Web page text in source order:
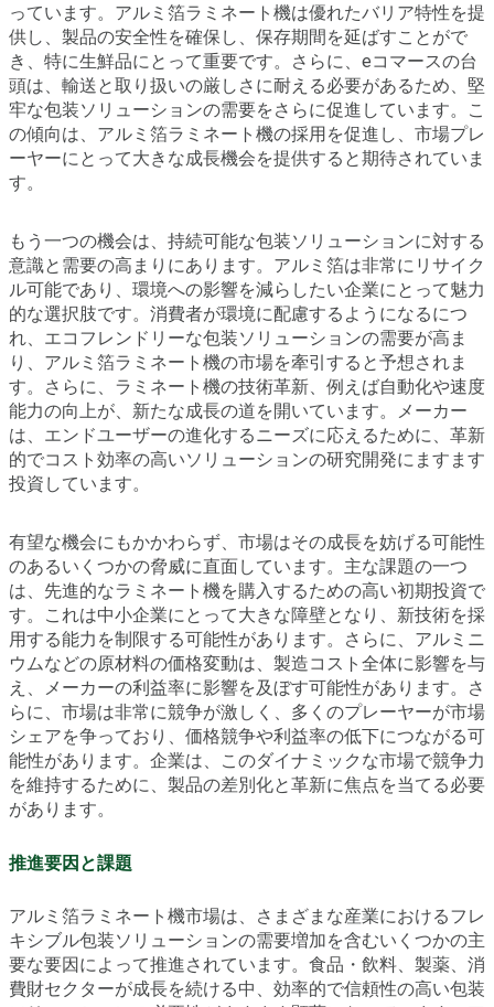
っています。アルミ箔ラミネート機は優れたバリア特性を提
供し、製品の安全性を確保し、保存期間を延ばすことがで
き、特に生鮮品にとって重要です。さらに、eコマースの台
頭は、輸送と取り扱いの厳しさに耐える必要があるため、堅
牢な包装ソリューションの需要をさらに促進しています。こ
の傾向は、アルミ箔ラミネート機の採用を促進し、市場プレ
ーヤーにとって大きな成長機会を提供すると期待されていま
す。
もう一つの機会は、持続可能な包装ソリューションに対する
意識と需要の高まりにあります。アルミ箔は非常にリサイク
ル可能であり、環境への影響を減らしたい企業にとって魅力
的な選択肢です。消費者が環境に配慮するようになるにつ
れ、エコフレンドリーな包装ソリューションの需要が高ま
り、アルミ箔ラミネート機の市場を牽引すると予想されま
す。さらに、ラミネート機の技術革新、例えば自動化や速度
能力の向上が、新たな成長の道を開いています。メーカー
は、エンドユーザーの進化するニーズに応えるために、革新
的でコスト効率の高いソリューションの研究開発にますます
投資しています。
有望な機会にもかかわらず、市場はその成長を妨げる可能性
のあるいくつかの脅威に直面しています。主な課題の一つ
は、先進的なラミネート機を購入するための高い初期投資で
す。これは中小企業にとって大きな障壁となり、新技術を採
用する能力を制限する可能性があります。さらに、アルミニ
ウムなどの原材料の価格変動は、製造コスト全体に影響を与
え、メーカーの利益率に影響を及ぼす可能性があります。さ
らに、市場は非常に競争が激しく、多くのプレーヤーが市場
シェアを争っており、価格競争や利益率の低下につながる可
能性があります。企業は、このダイナミックな市場で競争力
を維持するために、製品の差別化と革新に焦点を当てる必要
があります。
推進要因と課題
アルミ箔ラミネート機市場は、さまざまな産業におけるフレ
キシブル包装ソリューションの需要増加を含むいくつかの主
要な要因によって推進されています。食品・飲料、製薬、消
費財セクターが成長を続ける中、効率的で信頼性の高い包装